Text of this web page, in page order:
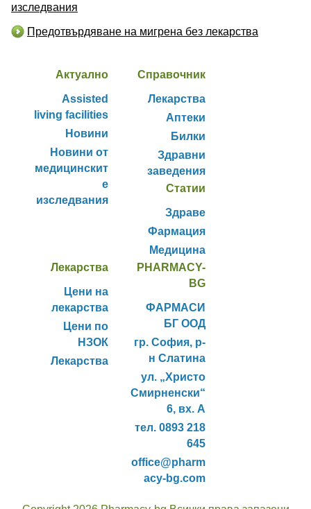
изследвания
Предотвърдяване на мигрена без лекарства
Актуално
Assisted
living facilities
Новини
Новини от
медицинскит
е
изследвания
Справочник
Лекарства
Аптеки
Билки
Здравни
заведения
Статии
Здраве
Фармация
Медицина
Лекарства
Цени на
лекарства
Цени по
НЗОК
Лекарства
PHARMACY-
BG
ФАРМАСИ
БГ ООД
гр. София, р-
н Слатина
ул. „Христо
Смирненски“
6, вх. А
тел. 0893 218
645
office@pharm
acy-bg.com